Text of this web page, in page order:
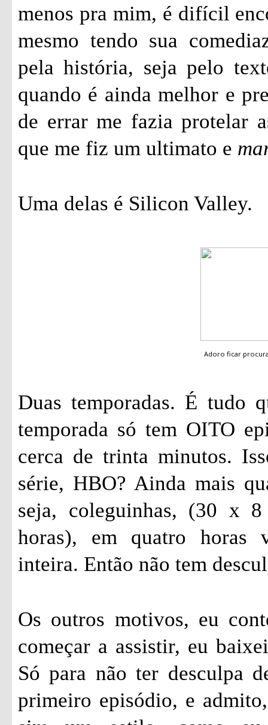
menos pra mim, é difícil
mesmo tendo sua
pela história, seja pelo
quando é ainda melhor e
de errar me fazia protelar
que me fiz um ultimato e
Uma delas é Silicon Valley.
Adoro ficar
Duas temporadas. É tudo
temporada só tem OITO
cerca de trinta minutos.
série, HBO? Ainda mais
seja, coleguinhas, (30 x
horas), em quatro horas
inteira. Então não tem
Os outros motivos, eu
começar a assistir, eu
Só para não ter desculpa
primeiro episódio, e